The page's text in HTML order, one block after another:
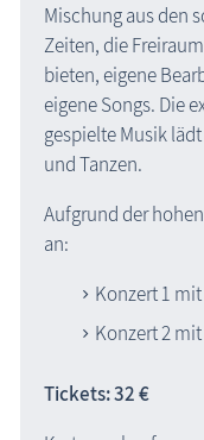
Mischung aus den
Zeiten, die
bieten, eigene
eigene Songs. Die
gespielte Musik
und Tanzen.
Aufgrund der
an:
Konzert 1
Konzert 2
Tickets: 32 €